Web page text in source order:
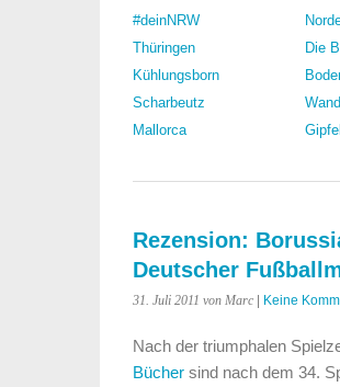
#deinNRW
Thüringen
Kühlungsborn
Scharbeutz
Mallorca
Die
Rezension:
Deutscher
31. Juli 2011 von Marc | Keine
Nach der triumphalen
Bücher sind nach dem 34.